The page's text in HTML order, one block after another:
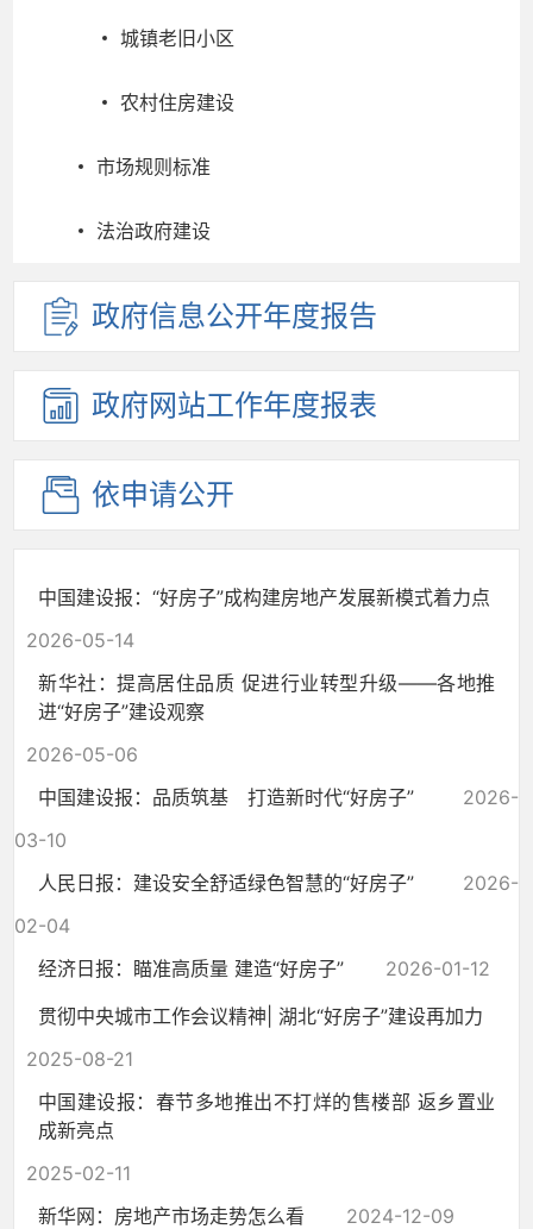
城镇老旧小区
农村住房建设
市场规则标准
法治政府建设
政府信息公开年度报告
政府网站工作年度报表
依申请公开
中国建设报：“好房子”成构建房地产发展新模式着力点
2026-05-14
新华社：提高居住品质 促进行业转型升级——各地推
进“好房子”建设观察
2026-05-06
中国建设报：品质筑基 打造新时代“好房子”
2026-
03-10
人民日报：建设安全舒适绿色智慧的“好房子”
2026-
02-04
经济日报：瞄准高质量 建造“好房子”
2026-01-12
贯彻中央城市工作会议精神| 湖北“好房子”建设再加力
2025-08-21
中国建设报：春节多地推出不打烊的售楼部 返乡置业
成新亮点
2025-02-11
新华网：房地产市场走势怎么看
2024-12-09